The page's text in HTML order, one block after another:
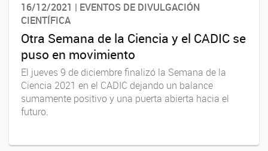
16/12/2021 | EVENTOS DE DIVULGACIÓN
CIENTÍFICA
Otra Semana de la Ciencia y el CADIC se
puso en movimiento
El jueves 9 de diciembre finalizó la Semana de la
Ciencia 2021 en el CADIC dejando un balance
sumamente positivo y una puerta abierta hacia el
futuro.